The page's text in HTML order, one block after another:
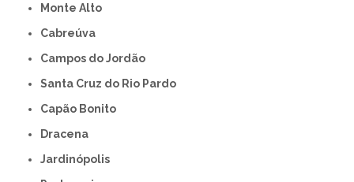
Monte Alto
Cabreúva
Campos do Jordão
Santa Cruz do Rio Pardo
Capão Bonito
Dracena
Jardinópolis